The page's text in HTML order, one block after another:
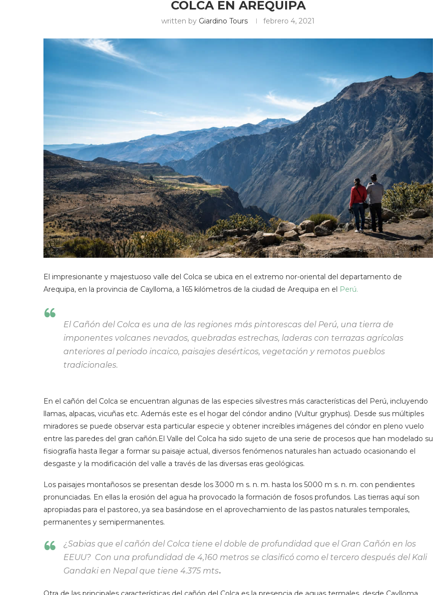
COLCA EN AREQUIPA
written by Giardino Tours febrero 4, 2021
El impresionante y majestuoso valle del Colca se ubica en el extremo nor-oriental del departamento de
Arequipa, en la provincia de Caylloma, a 165 kilómetros de la ciudad de Arequipa en el Perú.
El Cañón del Colca es una de las regiones más pintorescas del Perú, una tierra de
imponentes volcanes nevados, quebradas estrechas, laderas con terrazas agrícolas
anteriores al periodo incaico, paisajes desérticos, vegetación y remotos pueblos
tradicionales.
En el cañón del Colca se encuentran algunas de las especies silvestres más características del Perú, incluyendo
llamas, alpacas, vicuñas etc. Además este es el hogar del cóndor andino (Vultur gryphus). Desde sus múltiples
miradores se puede observar esta particular especie y obtener increíbles imágenes del cóndor en pleno vuelo
entre las paredes del gran cañón.El Valle del Colca ha sido sujeto de una serie de procesos que han modelado su
fisiografía hasta llegar a formar su paisaje actual, diversos fenómenos naturales han actuado ocasionando el
desgaste y la modificación del valle a través de las diversas eras geológicas.
Los paisajes montañosos se presentan desde los 3000 m s. n. m. hasta los 5000 m s. n. m. con pendientes
pronunciadas. En ellas la erosión del agua ha provocado la formación de fosos profundos. Las tierras aquí son
apropiadas para el pastoreo, ya sea basándose en el aprovechamiento de las pastos naturales temporales,
permanentes y semipermanentes.
¿Sabias que el cañón del Colca tiene el doble de profundidad que el Gran Cañón en los
EEUU? Con una profundidad de 4,160 metros se clasificó como el tercero después del Kali
Gandaki en Nepal que tiene 4.375 mts.